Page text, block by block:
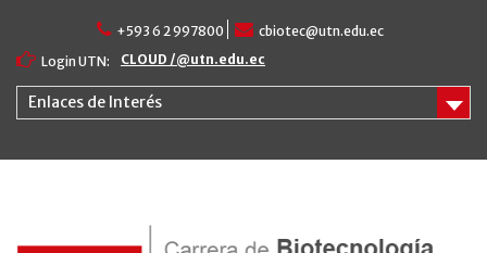
content
+593 6 2 997800
cbiotec@utn.edu.ec
Login UTN:
CLOUD /@utn.edu.ec
Enlaces de Interés